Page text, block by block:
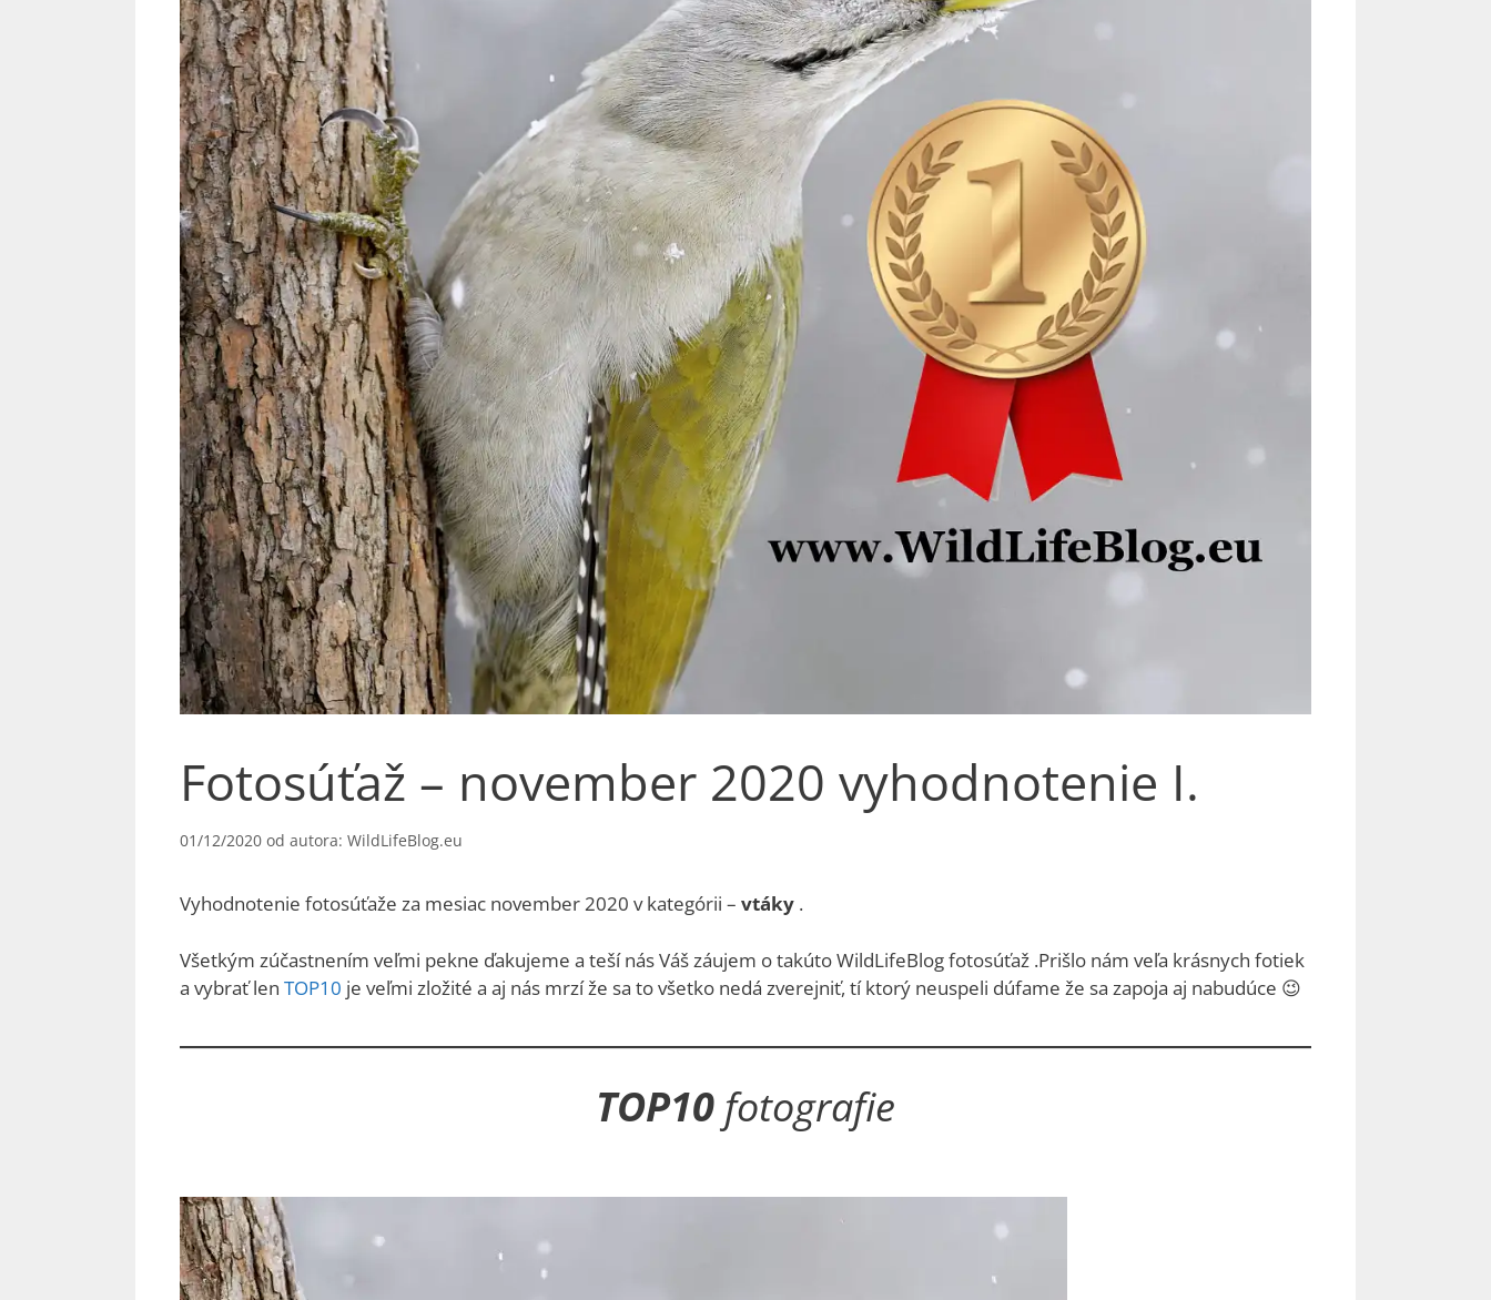
Fotosúťaž – november 2020 vyhodnotenie I.
01/12/2020 od autora: WildLifeBlog.eu
Vyhodnotenie fotosúťaže za mesiac november 2020 v kategórii – vtáky .
Všetkým zúčastnením veľmi pekne ďakujeme a teší nás Váš záujem o takúto WildLifeBlog fotosúťaž .Prišlo nám veľa krásnych fotiek
a vybrať len TOP10 je veľmi zložité a aj nás mrzí že sa to všetko nedá zverejniť, tí ktorý neuspeli dúfame že sa zapoja aj nabudúce 😉
TOP10 fotografie